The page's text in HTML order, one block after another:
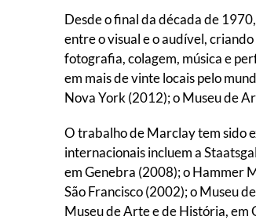
Desde o final da década de
entre o visual e o audível,
fotografia, colagem, música e
em mais de vinte locais pelo
Nova York (2012); o Museu de
O trabalho de Marclay tem sido
internacionais incluem a
em Genebra (2008); o Hammer
São Francisco (2002); o Museu
Museu de Arte e de História, em